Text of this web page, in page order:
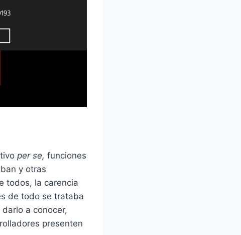
per se, funciones
y otras
todos, la carencia
de todo se trataba
a conocer,
presenten